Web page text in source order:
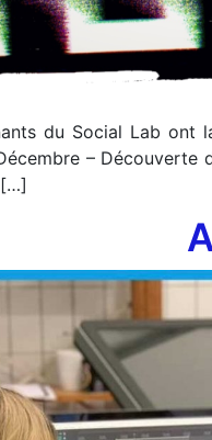
du Social Lab ont
–